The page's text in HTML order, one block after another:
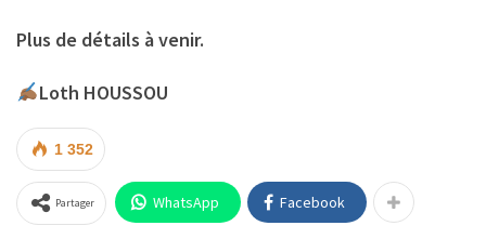
Plus de détails à venir.
Loth HOUSSOU
1 352
Partager WhatsApp Facebook